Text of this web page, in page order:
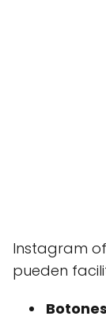
Instagram
pueden